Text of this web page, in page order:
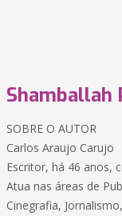
Shamballah
SOBRE O AUTOR
Carlos Araujo Carujo
Escritor, há 46 anos,
Atua nas áreas de
Cinegrafia,